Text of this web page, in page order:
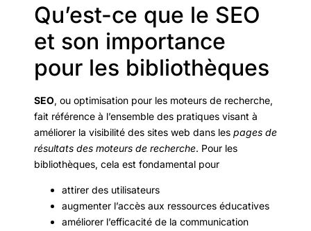
Qu’est-ce que le SEO
et son importance
pour les bibliothèques
SEO, ou optimisation pour les moteurs de recherche,
fait référence à l’ensemble des pratiques visant à
améliorer la visibilité des sites web dans les pages de
résultats des moteurs de recherche. Pour les
bibliothèques, cela est fondamental pour
attirer des utilisateurs
augmenter l’accès aux ressources éducatives
améliorer l’efficacité de la communication